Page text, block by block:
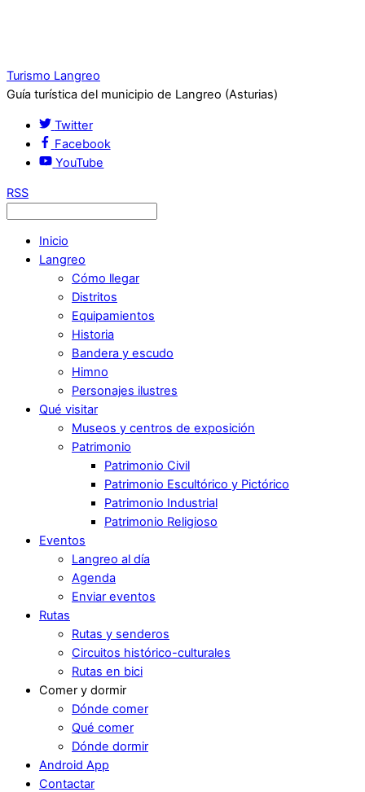
Turismo Langreo
Guía turística del municipio de Langreo (Asturias)
Twitter
Facebook
YouTube
RSS
Inicio
Langreo
Cómo llegar
Distritos
Equipamientos
Historia
Bandera y escudo
Himno
Personajes ilustres
Qué visitar
Museos y centros de exposición
Patrimonio
Patrimonio Civil
Patrimonio Escultórico y Pictórico
Patrimonio Industrial
Patrimonio Religioso
Eventos
Langreo al día
Agenda
Enviar eventos
Rutas
Rutas y senderos
Circuitos histórico-culturales
Rutas en bici
Comer y dormir
Dónde comer
Qué comer
Dónde dormir
Android App
Contactar